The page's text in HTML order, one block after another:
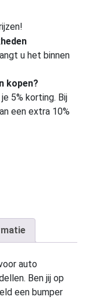
u het binnen
kopen?
5% korting. Bij
een extra 10%
auto
Ben jij op
een bumper